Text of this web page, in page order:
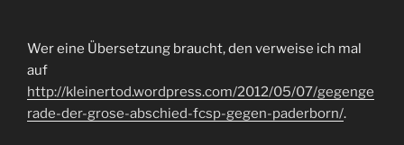
Wer eine Übersetzung braucht, den verweise ich mal
auf
http://kleinertod.wordpress.com/2012/05/07/gegenge
rade-der-grose-abschied-fcsp-gegen-paderborn/.